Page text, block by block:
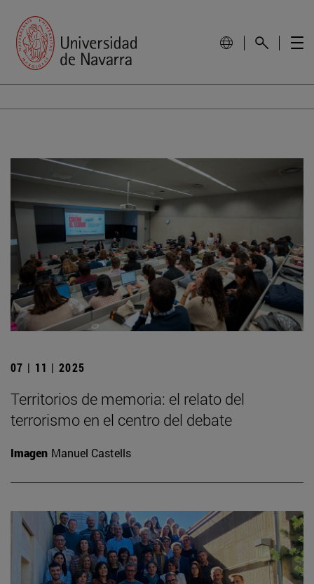
07 | 11 | 2025
Territorios de memoria: el relato del
terrorismo en el centro del debate
Imagen Manuel Castells